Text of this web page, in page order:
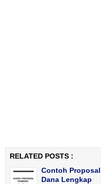
RELATED POSTS :
Contoh
Dana Lengkap